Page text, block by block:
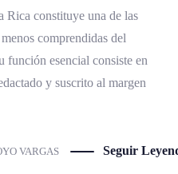
Rica constituye una de las
comprendidas del
función esencial consiste en
y suscrito al margen
VARGAS Seguir